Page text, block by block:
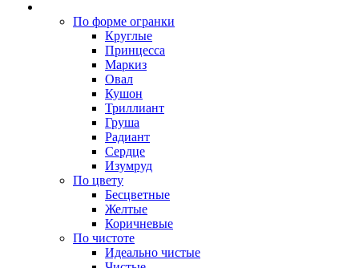
По форме огранки
Круглые
Принцесса
Маркиз
Овал
Кушон
Триллиант
Груша
Радиант
Сердце
Изумруд
По цвету
Бесцветные
Желтые
Коричневые
По чистоте
Идеально чистые